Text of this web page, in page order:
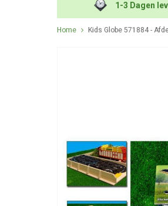
1-3 Dagen
Home Kids Globe 571884 -